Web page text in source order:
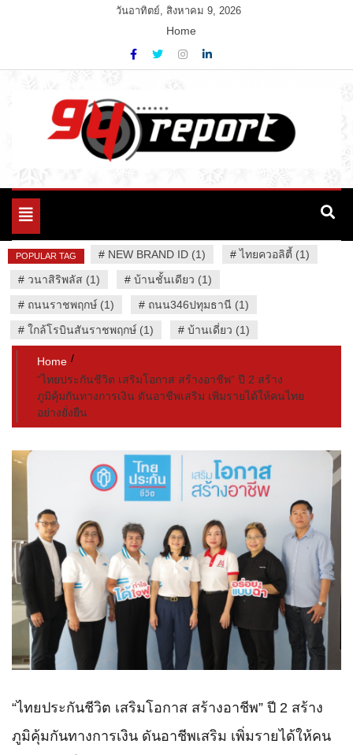
วันอาทิตย์, สิงหาคม 9, 2026
Home
94 Report.com
Variety News
Toggle
POPULAR TAG # NEW BRAND ID (1) #ไทยควอลิตี้ (1)
# วนาสิริพลัส (1) # บ้านชั้นเดียว (1)
# ถนนราชพฤกษ์ (1) # ถนน346ปทุมธานี (1)
# ใกล้โรบินสันราชพฤกษ์ (1) # บ้านเดี่ยว (1)
Home
“ไทยประกันชีวิต เสริมโอกาส สร้างอาชีพ” ปี 2 สร้าง
ภูมิคุ้มกันทางการเงิน ดันอาชีพเสริม เพิ่มรายได้ให้คนไทย
อย่างยั่งยืน
“ไทยประกันชีวิต เสริมโอกาส สร้างอาชีพ” ปี 2 สร้าง
ภูมิคุ้มกันทางการเงิน ดันอาชีพเสริม เพิ่มรายได้ให้คน